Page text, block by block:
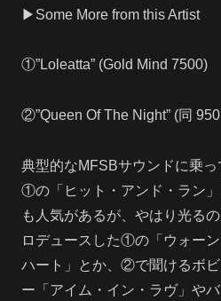
▶Some More from this Artist
①”Loleatta” (Gold Mind 7500)
②”Queen Of The Night” (同
典型的なMFSBサウンドに乗
①の「ヒット・アンド・ラン
も人気があるが、やはり光る
ロデュースした①の「ウォー
ハート」とか、②で聞けるボ
ー「アイム・イン・ラヴ」や